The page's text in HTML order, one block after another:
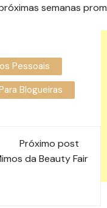
semanas
Pessoais
Blogueiras
Próximo post
da Beauty Fair